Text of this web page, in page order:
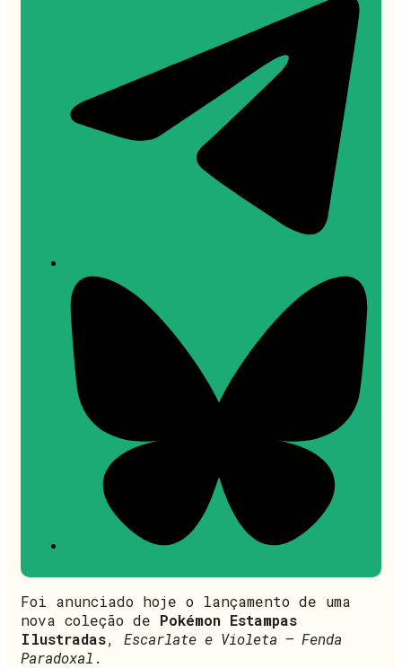
Foi anunciado hoje o lançamento de uma
nova coleção de Pokémon Estampas
Ilustradas, Escarlate e Violeta – Fenda
Paradoxal .